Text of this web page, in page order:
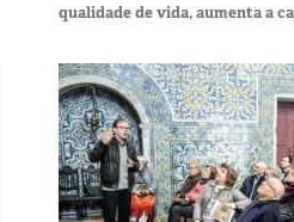
qualidade de vida, aumenta a